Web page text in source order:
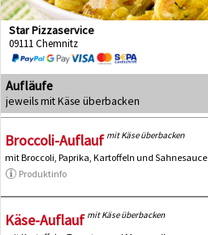
Star Pizzaservice
09111 Chemnitz
Aufläufe
jeweils mit Käse überbacken
Broccoli-Auflauf mit Käse überbacken
mit Broccoli, Paprika, Kartoffeln und Sahnesauce
Produktinfo
Käse-Auflauf mit Käse überbacken